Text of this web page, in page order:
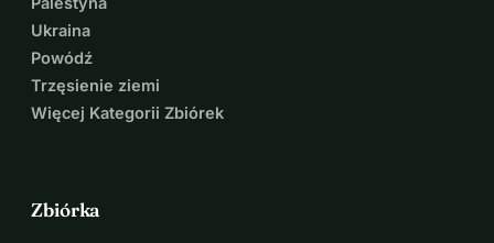
Twoja darowizna umożliwia osobie w
więzieniu:
Nauczenie się zarządzać stresem i
emocjonalnej i kontroli impulsów
Ukraina
Powódź
Trzęsienie ziemi
Więcej Kategorii Zbiórek
Zbiórka